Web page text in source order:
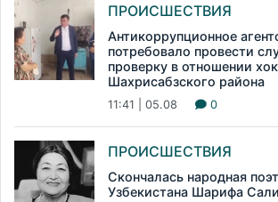
ПРОИСШЕСТВИЯ
Антикоррупционное
потребовало провести
проверку в отношении
Шахрисабзского района
11:41 | 05.08 0
ПРОИСШЕСТВИЯ
Скончалась народная
Узбекистана Шарифа